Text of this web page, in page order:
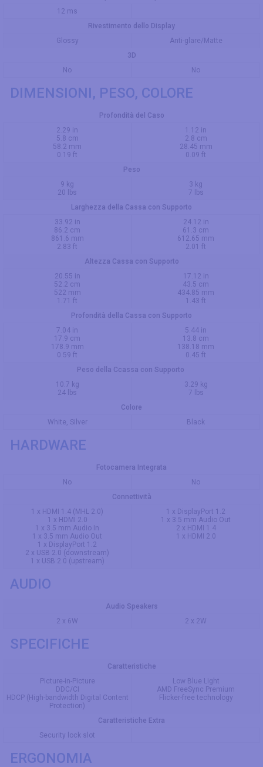
12 ms
Rivestimento dello Display
Glossy
Anti-glare/Matte
3D
No
No
DIMENSIONI, PESO, COLORE
Profondità del Caso
2.29 in
5.8 cm
58.2 mm
0.19 ft
1.12 in
2.8 cm
28.45 mm
0.09 ft
Peso
9 kg
20 lbs
3 kg
7 lbs
Larghezza della Cassa con Supporto
33.92 in
86.2 cm
861.6 mm
2.83 ft
24.12 in
61.3 cm
612.65 mm
2.01 ft
Altezza Cassa con Supporto
20.55 in
52.2 cm
522 mm
1.71 ft
17.12 in
43.5 cm
434.85 mm
1.43 ft
Profondità della Cassa con Supporto
7.04 in
17.9 cm
178.9 mm
0.59 ft
5.44 in
13.8 cm
138.18 mm
0.45 ft
Peso della Ccassa con Supporto
10.7 kg
24 lbs
3.29 kg
7 lbs
Colore
White, Silver
Black
HARDWARE
Fotocamera Integrata
No
No
Connettività
1 x HDMI 1.4 (MHL 2.0)
1 x HDMI 2.0
1 x 3.5 mm Audio In
1 x 3.5 mm Audio Out
1 x DisplayPort 1.2
2 x USB 2.0 (downstream)
1 x USB 2.0 (upstream)
1 x DisplayPort 1.2
1 x 3.5 mm Audio Out
2 x HDMI 1.4
1 x HDMI 2.0
AUDIO
Audio Speakers
2 x 6W
2 x 2W
SPECIFICHE
Caratteristiche
Picture-in-Picture
DDC/CI
HDCP (High-bandwidth Digital Content
Protection)
Low Blue Light
AMD FreeSync Premium
Flicker-free technology
Caratteristiche Extra
Security lock slot
ERGONOMIA